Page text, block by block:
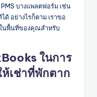
บางแพลตฟอร์ม เช่น
อย่างไรก็ตาม เราขอ
นพื้นที่ของคุณสำหรับ
ในการ
เช่าที่พักตาก